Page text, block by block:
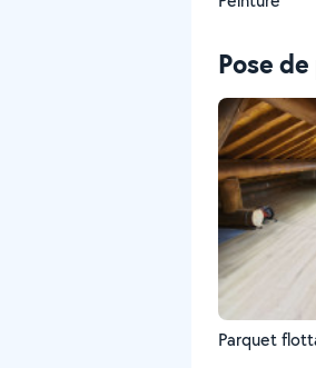
Pose
Parquet